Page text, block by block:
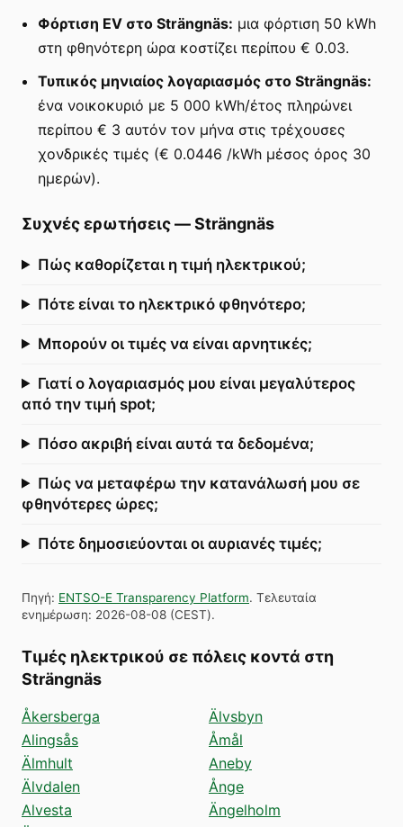
Φόρτιση EV στο Strängnäs: μια φόρτιση 50 kWh
στη φθηνότερη ώρα κοστίζει περίπου € 0.03.
Τυπικός μηνιαίος λογαριασμός στο Strängnäs:
ένα νοικοκυριό με 5 000 kWh/έτος πληρώνει
περίπου € 3 αυτόν τον μήνα στις τρέχουσες
χονδρικές τιμές (€ 0.0446 /kWh μέσος όρος 30
ημερών).
Συχνές ερωτήσεις—Strängnäs
Πώς καθορίζεται η τιμή ηλεκτρικού;
Πότε είναι το ηλεκτρικό φθηνότερο;
Μπορούν οι τιμές να είναι αρνητικές;
Γιατί ο λογαριασμός μου είναι μεγαλύτερος
από την τιμή spot;
Πόσο ακριβή είναι αυτά τα δεδομένα;
Πώς να μεταφέρω την κατανάλωσή μου σε
φθηνότερες ώρες;
Πότε δημοσιεύονται οι αυριανές τιμές;
Πηγή: ENTSO-E Transparency Platform. Τελευταία
ενημέρωση: 2026-08-08 (CEST).
Τιμές ηλεκτρικού σε πόλεις κοντά στη
Strängnäs
Åkersberga
Alingsås
Älmhult
Älvdalen
Alvesta
Älvsbyn
Åmål
Aneby
Ånge
Ängelholm